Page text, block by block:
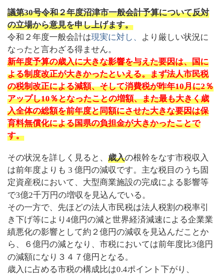
議第30号令和２年度沼津市一般会計予算について反対
の立場から意見を申し上げます。
令和２年度一般会計は現実に対し、
より厳しい状況に
なったと言わざる得ません。
新年度予算の歳入に大きな影響を与えた要因は、国に
よる制度改正が大きかったといえる。まず法人市民税
の税制改正による減額、そして消費税が昨年10月に2％
アップし10％となったことの増額、また最も大きく歳
入全体の総額を前年度と同額にさせた大きな要因は保
育料無償化による国県の負担金が大きかったことで
す。
その状況を詳しく見ると、 歳入の根幹をなす市税収入
は前年度よりも 3 億円の減収です。主な税目のうち固
定資産税において、大型商業施設の完成による影響等
で3億2千万円の増収を見込んでいる。
その一方で、先ほどの法人市民税は法人税割の税率引
き下げ等により 4億円の減と世界経済減速による企業業
績悪化の影響として約２億円の減収を見込んだことか
ら、６億円の減となり、市税においては前年度比3億円
の減額になり３４７億円となる。
歳入に占める市税の構成比は0.4ポイント下がり、